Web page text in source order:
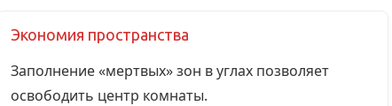
Экономия пространства
Заполнение «мертвых» зон в углах позволяет
освободить центр комнаты.